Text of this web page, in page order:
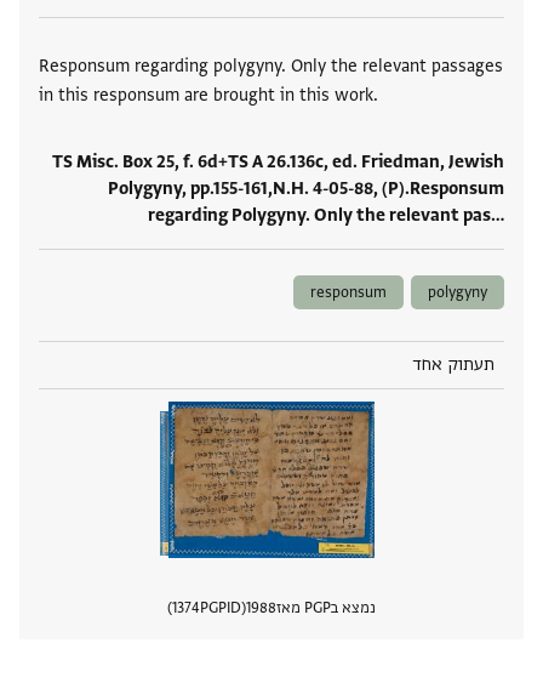
Responsum regarding polygyny. Only the relevant passages
in this responsum are brought in this work.
TS Misc. Box 25, f. 6d+TS A 26.136c, ed. Friedman, Jewish
Polygyny, pp.155-161,N.H. 4-05-88, (P).Responsum
regarding Polygyny. Only the relevant pas‮…
polygyny
responsum
תעתוק אחד
נמצא בPGP מאז 1988
PGPID
1374